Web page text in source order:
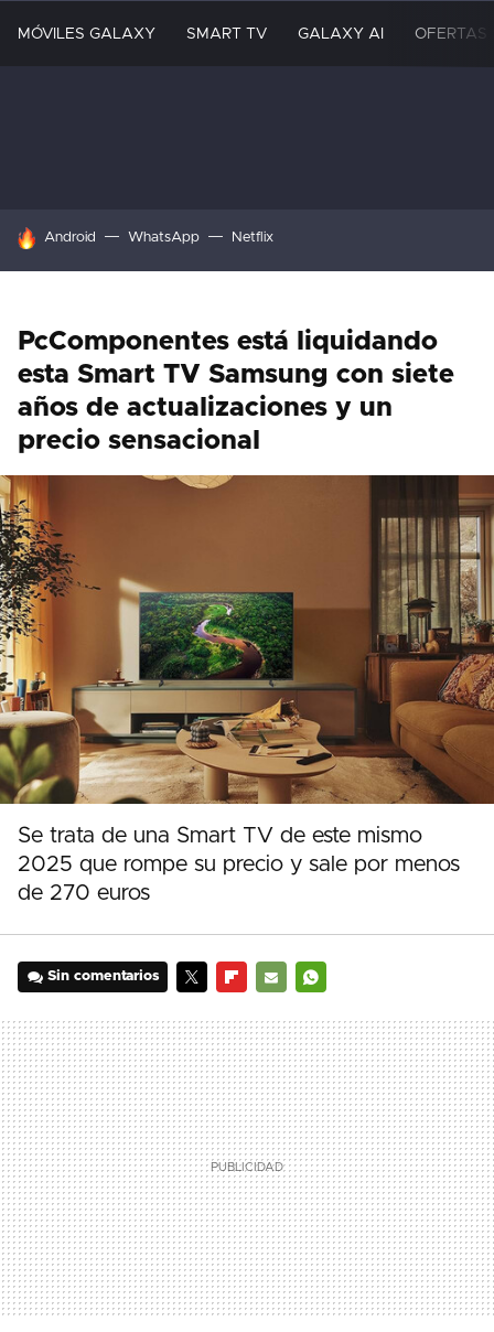
MÓVILES GALAXY SMART TV GALAXY AI OFERTAS
HOY SE HABLA DE
Android WhatsApp Netflix
PcComponentes está liquidando
esta Smart TV Samsung con siete
años de actualizaciones y un
precio sensacional
Se trata de una Smart TV de este mismo
2025 que rompe su precio y sale por menos
de 270 euros
Sin comentarios
MAIL